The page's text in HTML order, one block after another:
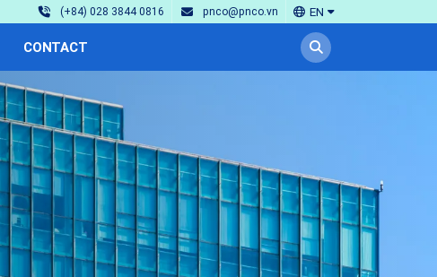
(+84) 028 3844 0816 pnco@pnco.vn EN
CONTACT